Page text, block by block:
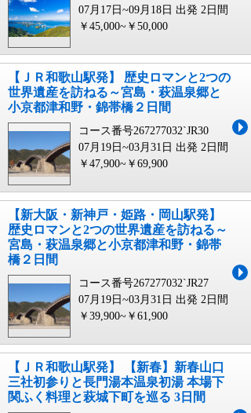
07月17日~09月18日 出発 2日間
￥45,000~￥50,000
【ＪＲ和歌山駅発】 歴史ロマンと2つの
世界遺産を訪ねる～宮島・萩温泉郷と
小京都津和野・錦帯橋２日間
コース番号267277032`JR30
07月19日~03月31日 出発 2日間
￥47,900~￥69,900
【新大阪・新神戸・姫路・岡山駅発】
歴史ロマンと2つの世界遺産を訪ねる～
宮島・萩温泉郷と小京都津和野・錦帯
橋２日間
コース番号267277032`JR27
07月19日~03月31日 出発 2日間
￥39,900~￥61,900
【ＪＲ和歌山駅発】 【新春】新春山口
三社初参りと長門湯本温泉初湯 本場下
関ふく料理と萩城下町を巡る 3日間